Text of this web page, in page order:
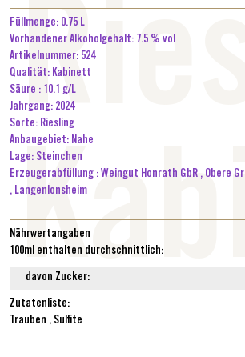
Füllmenge: 0.75 L
Vorhandener Alkoholgehalt: 7.5 % vol
Artikelnummer: 524
Qualität: Kabinett
Säure : 10.1 g/L
Jahrgang: 2024
Sorte: Riesling
Anbaugebiet: Nahe
Lage: Steinchen
Erzeugerabfüllung : Weingut Honrath GbR , Obere
, Langenlonsheim
Nährwertangaben
100ml enthalten durchschnittlich:
davon Zucker:
Zutatenliste:
Trauben , Sulfite